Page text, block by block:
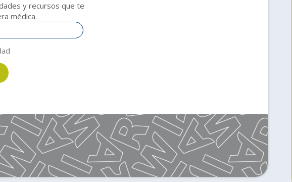
y recursos que te
médica.